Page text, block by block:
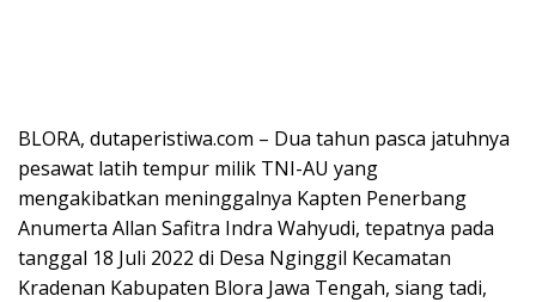
BLORA, dutaperistiwa.com – Dua tahun pasca jatuhnya
pesawat latih tempur milik TNI-AU yang
mengakibatkan meninggalnya Kapten Penerbang
Anumerta Allan Safitra Indra Wahyudi, tepatnya pada
tanggal 18 Juli 2022 di Desa Nginggil Kecamatan
Kradenan Kabupaten Blora Jawa Tengah, siang tadi,